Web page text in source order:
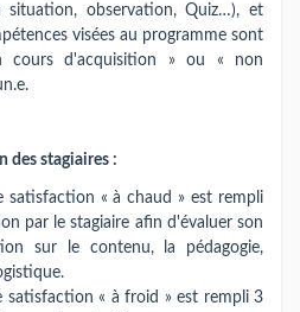
situation, observation, Quiz…), et
visées au programme sont
cours d'acquisition » ou « non
des stagiaires :
satisfaction « à chaud » est rempli
par le stagiaire afin d'évaluer son
sur le contenu, la pédagogie,
satisfaction « à froid » est rempli 3